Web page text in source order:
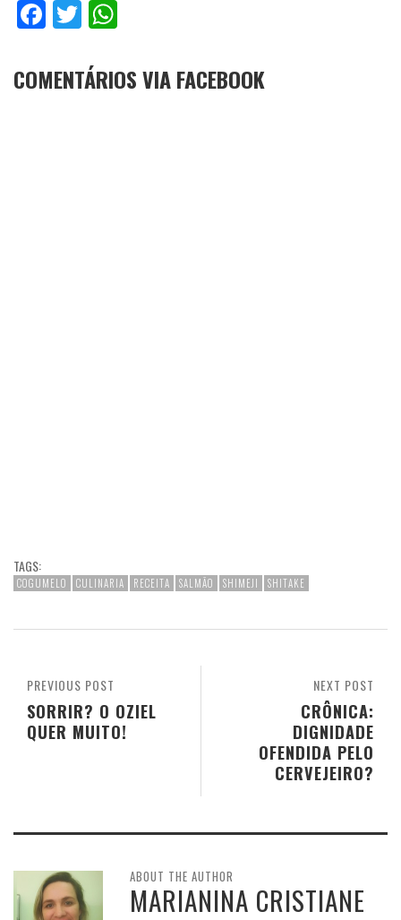
Facebook
Twitter
COMENTÁRIOS VIA FACEBOOK
TAGS:
COGUMELO CULINARIA RECEITA SALMÃO SHIMEJI SHITAKE
NEXT POST
CRÔNICA:
DIGNIDADE
OFENDIDA PELO
CERVEJEIRO?
PREVIOUS POST
SORRIR? O OZIEL
QUER MUITO!
ABOUT THE AUTHOR
MARIANINA CRISTIANE